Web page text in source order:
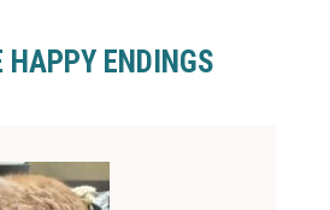
HAPPY ENDINGS